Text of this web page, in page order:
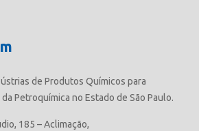
de Produtos Químicos para
Petroquímica no Estado de São Paulo.
185 – Aclimação,